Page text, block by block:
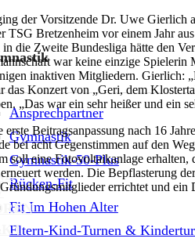
Ansprechpartner
Gymnastik
Gymnastik-50-Plus
Rücken-Fit
Fit Im Hohen Alter
Eltern-Kind-Turnen &
der Vorsitzende Dr. Uwe Gierlich
TSG Bretzenheim vor einem Jahr
die Zweite Bundesliga hätte den
war keine einzige
inaktiven Mitgliedern. Gierlich:
das Konzert von „Geri, dem
„Das war ein sehr heißer und ein
Beitragsanpassung nach 16
bei acht Gegenstimmen auf den
soll eine Fotovoltaikanlage erhalten,
werden. Die Bepflasterung
errichtet und